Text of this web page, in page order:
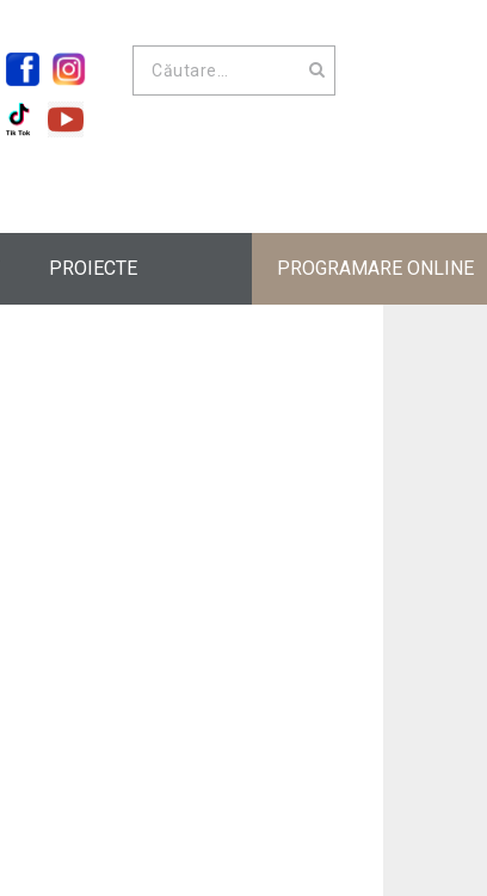
PROIECTE PROGRAMARE ONLINE